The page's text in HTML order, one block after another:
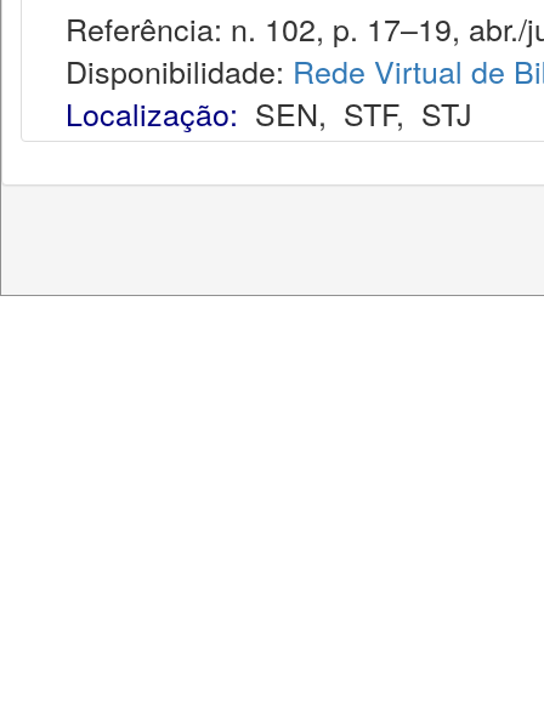
Referência: n. 102, p. 17–19, abr./
Disponibilidade: Rede Virtual de
Localização: SEN, STF, STJ